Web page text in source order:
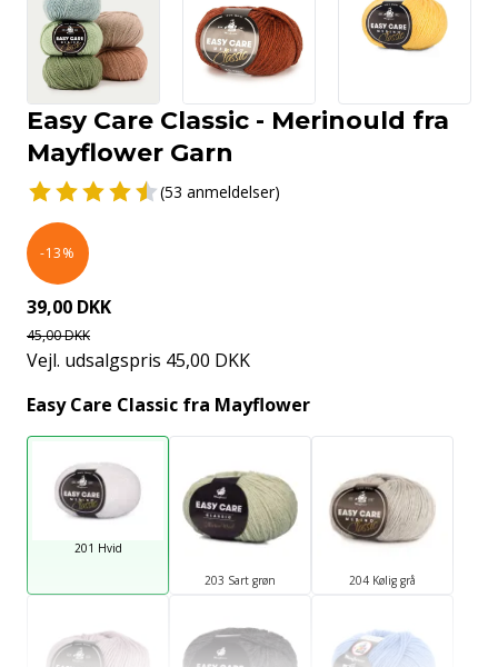
Easy Care Classic - Merinould fra
Mayflower Garn
(53 anmeldelser)
-13%
39,00 DKK
45,00 DKK
Vejl. udsalgspris 45,00 DKK
Easy Care Classic fra Mayflower
201 Hvid
203 Sart grøn 204 Kølig grå